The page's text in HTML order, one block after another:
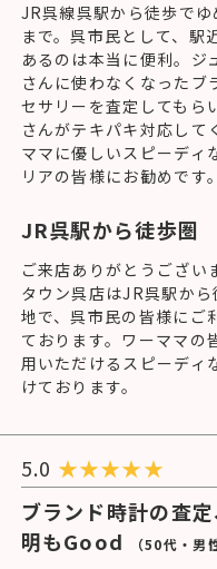
JR呉線呉駅から徒歩で
まで。呉市民として、駅
あるのは本当に便利。ジ
さんに使わなくなったブ
セサリーを査定してもら
さんがテキパキ対応して
ママに優しいスピーディ
リアの皆様にお勧めです。
JR呉駅から徒歩圏
ご来店ありがとうござい
タウン呉店はJR呉駅か
地で、呉市民の皆様にご
ております。ワーママの
用いただけるスピーディ
けております。
5.0 ★★★★★
ブランド時計の査
明もGood
（50代・男